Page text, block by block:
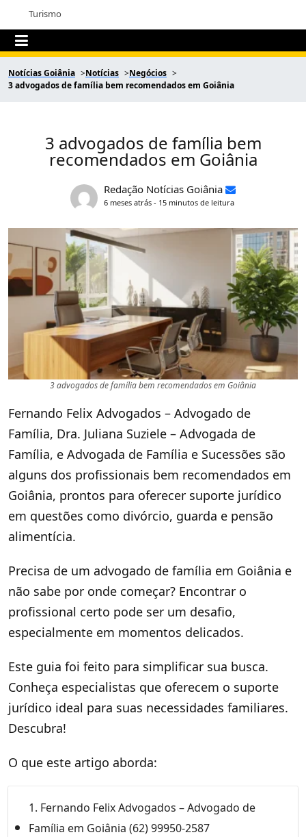
Turismo
Notícias Goiânia Notícias
Negócios
3 advogados de família bem recomendados em Goiânia
3 advogados de família bem
recomendados em Goiânia
Redação Notícias Goiânia
6 meses atrás - 15 minutos de leitura
3 advogados de família bem recomendados em Goiânia
Fernando Felix Advogados – Advogado de
Família, Dra. Juliana Suziele – Advogada de
Família, e Advogada de Família e Sucessões são
alguns dos profissionais bem recomendados em
Goiânia, prontos para oferecer suporte jurídico
em questões como divórcio, guarda e pensão
alimentícia.
Precisa de um advogado de família em Goiânia e
não sabe por onde começar? Encontrar o
profissional certo pode ser um desafio,
especialmente em momentos delicados.
Este guia foi feito para simplificar sua busca.
Conheça especialistas que oferecem o suporte
jurídico ideal para suas necessidades familiares.
Descubra!
O que este artigo aborda:
1. Fernando Felix Advogados – Advogado de
Família em Goiânia (62) 99950-2587